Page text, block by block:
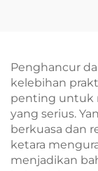
Penghancur
kelebihan
penting untuk
yang serius.
berkuasa dan
ketara
menjadikan